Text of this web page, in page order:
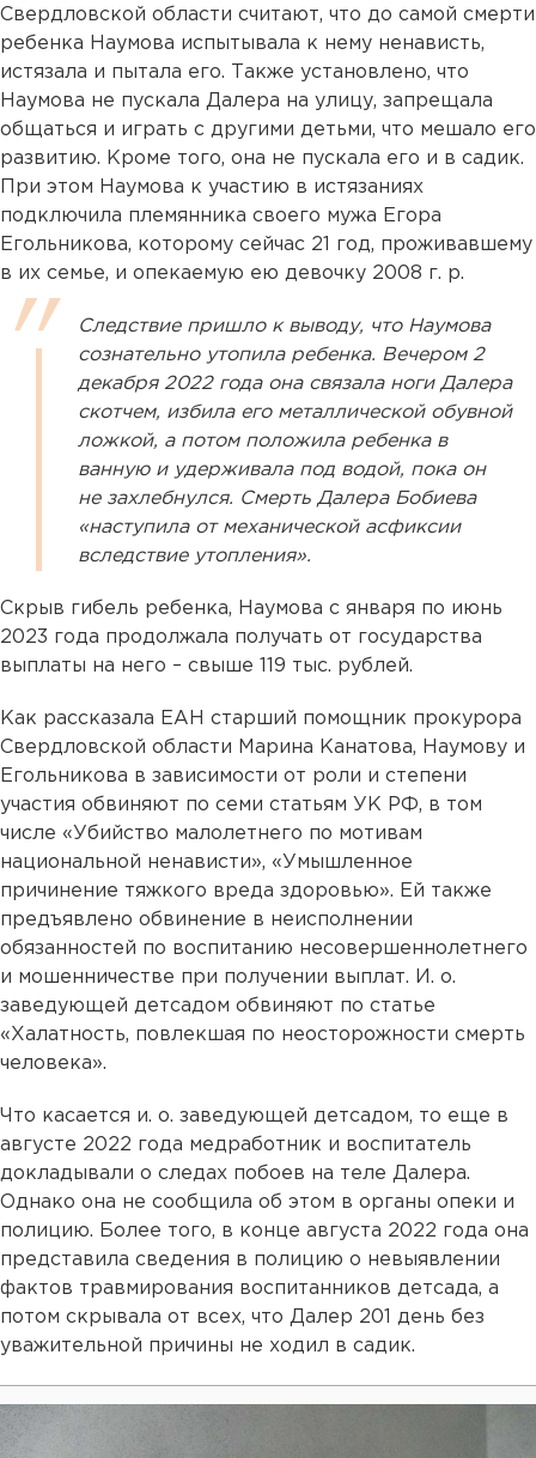
Свердловской области считают, что до самой смерти
ребенка Наумова испытывала к нему ненависть,
истязала и пытала его. Также установлено, что
Наумова не пускала Далера на улицу, запрещала
общаться и играть с другими детьми, что мешало его
развитию. Кроме того, она не пускала его и в садик.
При этом Наумова к участию в истязаниях
подключила племянника своего мужа Егора
Егольникова, которому сейчас 21 год, проживавшему
в их семье, и опекаемую ею девочку 2008 г. р.
Следствие пришло к выводу, что Наумова
сознательно утопила ребенка. Вечером 2
декабря 2022 года она связала ноги Далера
скотчем, избила его металлической обувной
ложкой, а потом положила ребенка в
ванную и удерживала под водой, пока он
не захлебнулся. Смерть Далера Бобиева
«наступила от механической асфиксии
вследствие утопления».
Скрыв гибель ребенка, Наумова с января по июнь
2023 года продолжала получать от государства
выплаты на него – свыше 119 тыс. рублей.
Как рассказала ЕАН старший помощник прокурора
Свердловской области Марина Канатова, Наумову и
Егольникова в зависимости от роли и степени
участия обвиняют по семи статьям УК РФ, в том
числе «Убийство малолетнего по мотивам
национальной ненависти», «Умышленное
причинение тяжкого вреда здоровью». Ей также
предъявлено обвинение в неисполнении
обязанностей по воспитанию несовершеннолетнего
и мошенничестве при получении выплат. И. о.
заведующей детсадом обвиняют по статье
«Халатность, повлекшая по неосторожности смерть
человека».
Что касается и. о. заведующей детсадом, то еще в
августе 2022 года медработник и воспитатель
докладывали о следах побоев на теле Далера.
Однако она не сообщила об этом в органы опеки и
полицию. Более того, в конце августа 2022 года она
представила сведения в полицию о невыявлении
фактов травмирования воспитанников детсада, а
потом скрывала от всех, что Далер 201 день без
уважительной причины не ходил в садик.